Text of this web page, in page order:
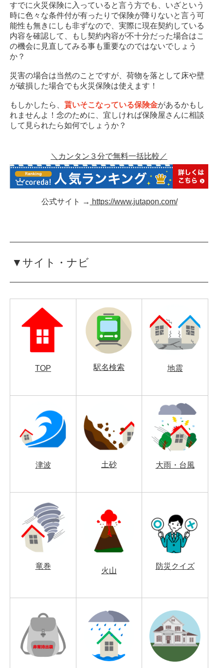
すでに火災保険に入っていると言う方でも、いざという
時に色々な条件付が有ったりで保険が降りないと言う可
能性も無きにしも非ずなので、実際に現在契約している
内容を確認して、もし契約内容が不十分だった場合はこ
の機会に見直してみる事も重要なのではないでしょう
か？
災害の場合は当然のことですが、荷物を落として床や壁
が破損した場合でも火災保険は使えます！
もしかしたら、 貰いそこなっている保険金があるかもし
れませんよ！念のために、宜しければ保険屋さんに相談
して見られたら如何でしょうか？
＼カンタン３分で無料一括比較／
公式サイト → https://www.jutapon.com/
▼サイト・ナビ
TOP 駅名検索 地震
津波 土砂 大雨・台風
竜巻
火山
防災クイズ